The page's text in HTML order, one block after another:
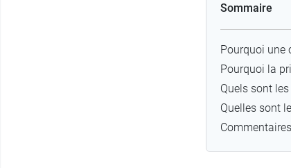
Sommaire
Pourquoi une
Pourquoi la
Quels sont
Quelles sont